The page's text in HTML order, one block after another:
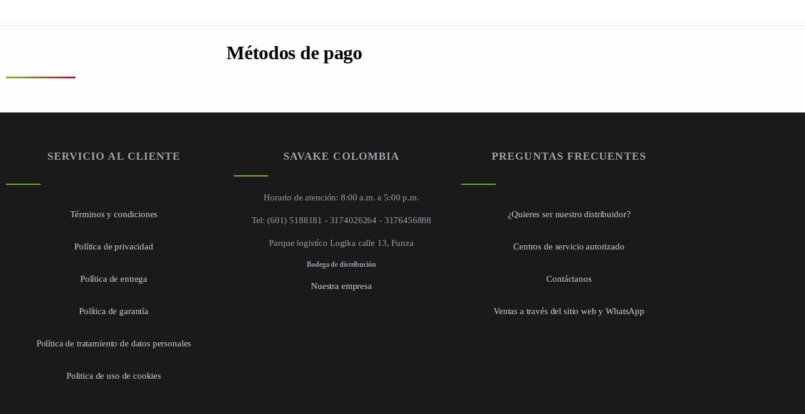
Métodos de pago
SERVICIO AL CLIENTE
Términos y condiciones
Política de privacidad
Política de entrega
Política de garantía
Política de tratamiento de datos personales
Politica de uso de cookies
SAVAKE COLOMBIA
Horario de atención: 8:00 a.m. a 5:00 p.m.
Tel: (601) 5188181 - 3174026264 - 3176456888
Parque logistíco Logika calle 13, Funza
Bodega de distribución
Nuestra empresa
PREGUNTAS FRECUENTES
¿Quieres ser nuestro distribuidor?
Centros de servicio autorizado
Contáctanos
Ventas a través del sitio web y WhatsApp